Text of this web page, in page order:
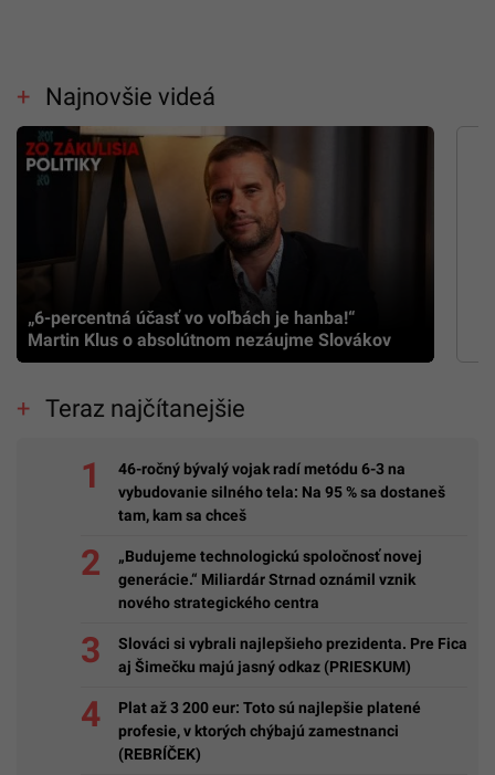
Najnovšie videá
„6-percentná účasť vo voľbách je hanba!“
Martin Klus o absolútnom nezáujme Slovákov
Teraz najčítanejšie
46-ročný bývalý vojak radí metódu 6-3 na
vybudovanie silného tela: Na 95 % sa dostaneš
tam, kam sa chceš
„Budujeme technologickú spoločnosť novej
generácie.“ Miliardár Strnad oznámil vznik
nového strategického centra
Slováci si vybrali najlepšieho prezidenta. Pre Fica
aj Šimečku majú jasný odkaz (PRIESKUM)
Plat až 3 200 eur: Toto sú najlepšie platené
profesie, v ktorých chýbajú zamestnanci
(REBRÍČEK)